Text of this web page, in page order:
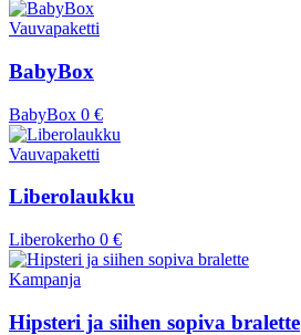
Vauvapaketti
BabyBox
BabyBox 0 €
Vauvapaketti
Liberolaukku
Liberokerho 0 €
Kampanja
Hipsteri ja siihen sopiva bralette